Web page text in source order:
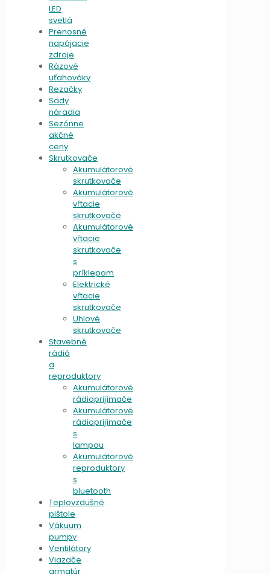
LED
svetlá
Prenosné
napájacie
zdroje
Rázové
uťahováky
Rezačky
Sady
náradia
Sezónne
akčné
ceny
Skrutkovače
Akumulátorové
skrutkovače
Akumulátorové
vŕtacie
skrutkovače
Akumulátorové
vŕtacie
skrutkovače
s
príklepom
Elektrické
vŕtacie
skrutkovače
Uhlové
skrutkovače
Stavebné
rádiá
a
reproduktory
Akumulátorové
rádioprijímače
Akumulátorové
rádioprijímače
s
lampou
Akumulátorové
reproduktory
s
bluetooth
Teplovzdušné
pištole
Vákuum
pumpy
Ventilátory
Viazače
armatúr